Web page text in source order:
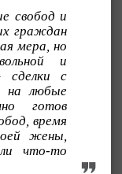
свобод и
граждан
мера, но
и
сделки с
на любые
готов
время
жены,
что-то